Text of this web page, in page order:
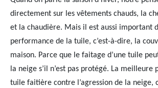
directement sur les vêtements chauds, la
et la chaudière. Mais il est aussi important
performance de la tuile, c’est-à-dire, la
maison. Parce que le faitage d’une tuile
la neige s’il n’est pas protégé. La meilleure
tuile faitière contre l’agression de la neige,